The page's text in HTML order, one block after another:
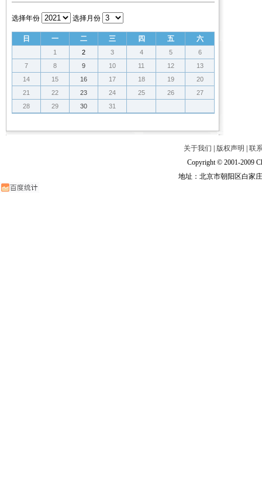
选择年份 选择月份
日 一 二 三 四 五 六
1 2 3 4 5
6
7
8 9 10 11 12
13
14
15 16 17 18 19
20
21
22 23 24 25 26
27
28
29 30 31
关于我们 版权声明
联
Copyright © 2001-2009
地址：北京市朝阳区白家